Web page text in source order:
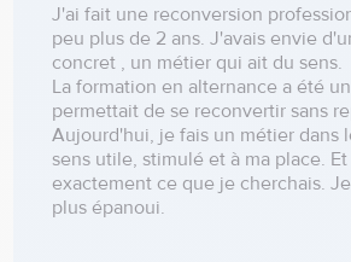
J'ai fait une reconversion
peu plus de 2 ans. J'avais envie
concret , un métier qui ait du sens.
La formation en alternance a été
permettait de se reconvertir sans
Aujourd'hui, je fais un métier dans
sens utile, stimulé et à ma place.
exactement ce que je cherchais.
plus épanoui.